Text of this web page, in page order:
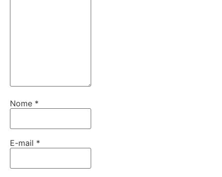
Nome *
E-mail *